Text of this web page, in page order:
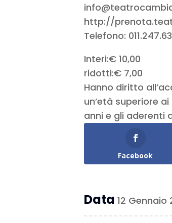
http://
Telefono:
Interi:€ 10,00
ridotti:€ 7,00
Hanno diritto
un’età superiore
anni e gli aderenti
Facebook
Data 12 Gennaio